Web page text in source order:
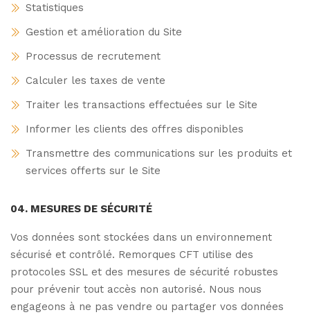
Statistiques
Gestion et amélioration du Site
Processus de recrutement
Calculer les taxes de vente
Traiter les transactions effectuées sur le Site
Informer les clients des offres disponibles
Transmettre des communications sur les produits et
services offerts sur le Site
04. MESURES DE SÉCURITÉ
Vos données sont stockées dans un environnement
sécurisé et contrôlé. Remorques CFT utilise des
protocoles SSL et des mesures de sécurité robustes
pour prévenir tout accès non autorisé. Nous nous
engageons à ne pas vendre ou partager vos données